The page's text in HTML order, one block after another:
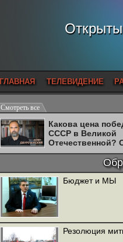
ГЛАВНАЯ ТЕЛЕВИДЕНИЕ
Смотреть все
Какова цена
СССР в Великой
Отечественной?
Двуреченский о
Бюджет и МЫ
Резолюция